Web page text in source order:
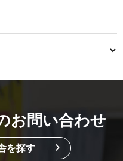
お問い合わせ
を探す